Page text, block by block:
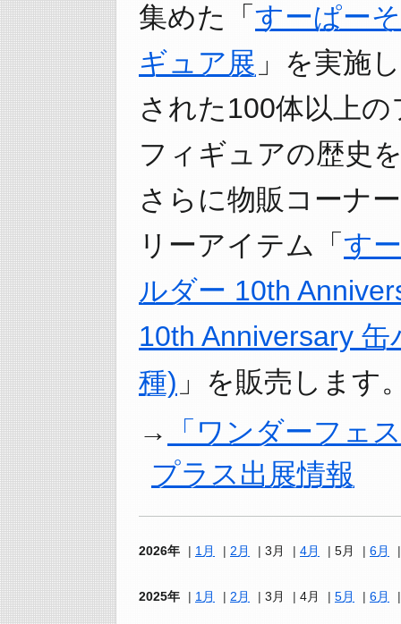
集めた「 すーぱー
ギュア展 」を実施
された100体以上
フィギュアの歴史
さらに物販コーナ
リーアイテム「 す
ルダー 10th
10th Anniversary
種) 」を販売します
「ワンダーフェ
プラス出展情報
2026年 1月 2月 3月 4月 5月 6月
2025年 1月 2月 3月 4月 5月 6月